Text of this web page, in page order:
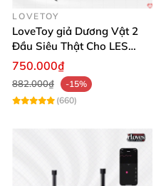
LOVETOY
LoveToy giả Dương Vật 2
Đầu Siêu Thật Cho LES
Thỏa Mãn
750.000₫
882.000₫
-15%
(660)